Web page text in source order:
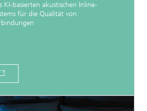
KI-basierten akustischen Inline-
für die Qualität von